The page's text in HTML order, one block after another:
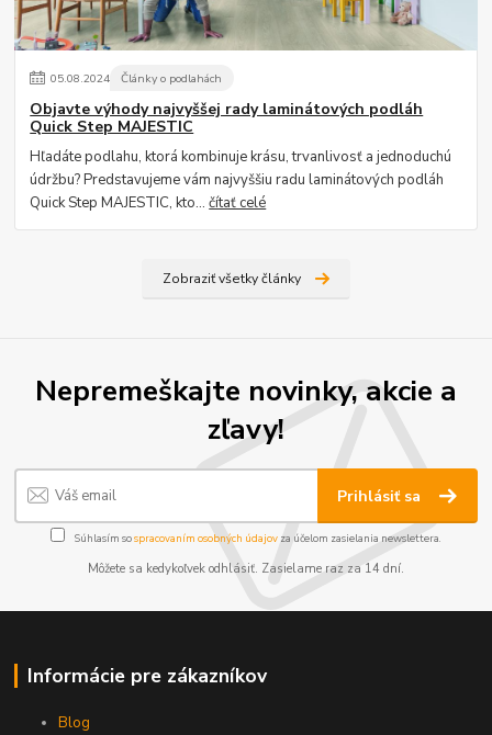
05.08.2024 Články o podlahách
Objavte výhody najvyššej rady laminátových podláh
Quick Step MAJESTIC
Hľadáte podlahu, ktorá kombinuje krásu, trvanlivosť a jednoduchú
údržbu? Predstavujeme vám najvyššiu radu laminátových podláh
Quick Step MAJESTIC, kto...čítať celé
Zobraziť všetky články
Nepremeškajte novinky, akcie a
zľavy!
Prihlásiť sa
Súhlasím sospracovaním osobných údajov za účelom zasielania newslettera.
Môžete sa kedykoľvek odhlásiť. Zasielame raz za 14 dní.
Informácie pre zákazníkov
Blog